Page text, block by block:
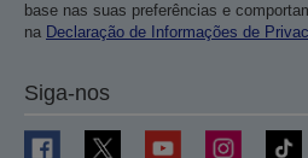
base nas suas preferências e
na Declaração de Informações de
Siga-nos